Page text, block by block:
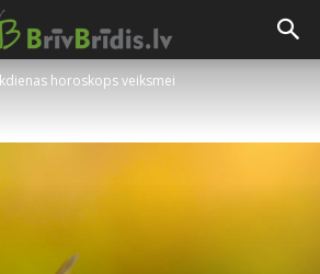
horoskops veiksmei